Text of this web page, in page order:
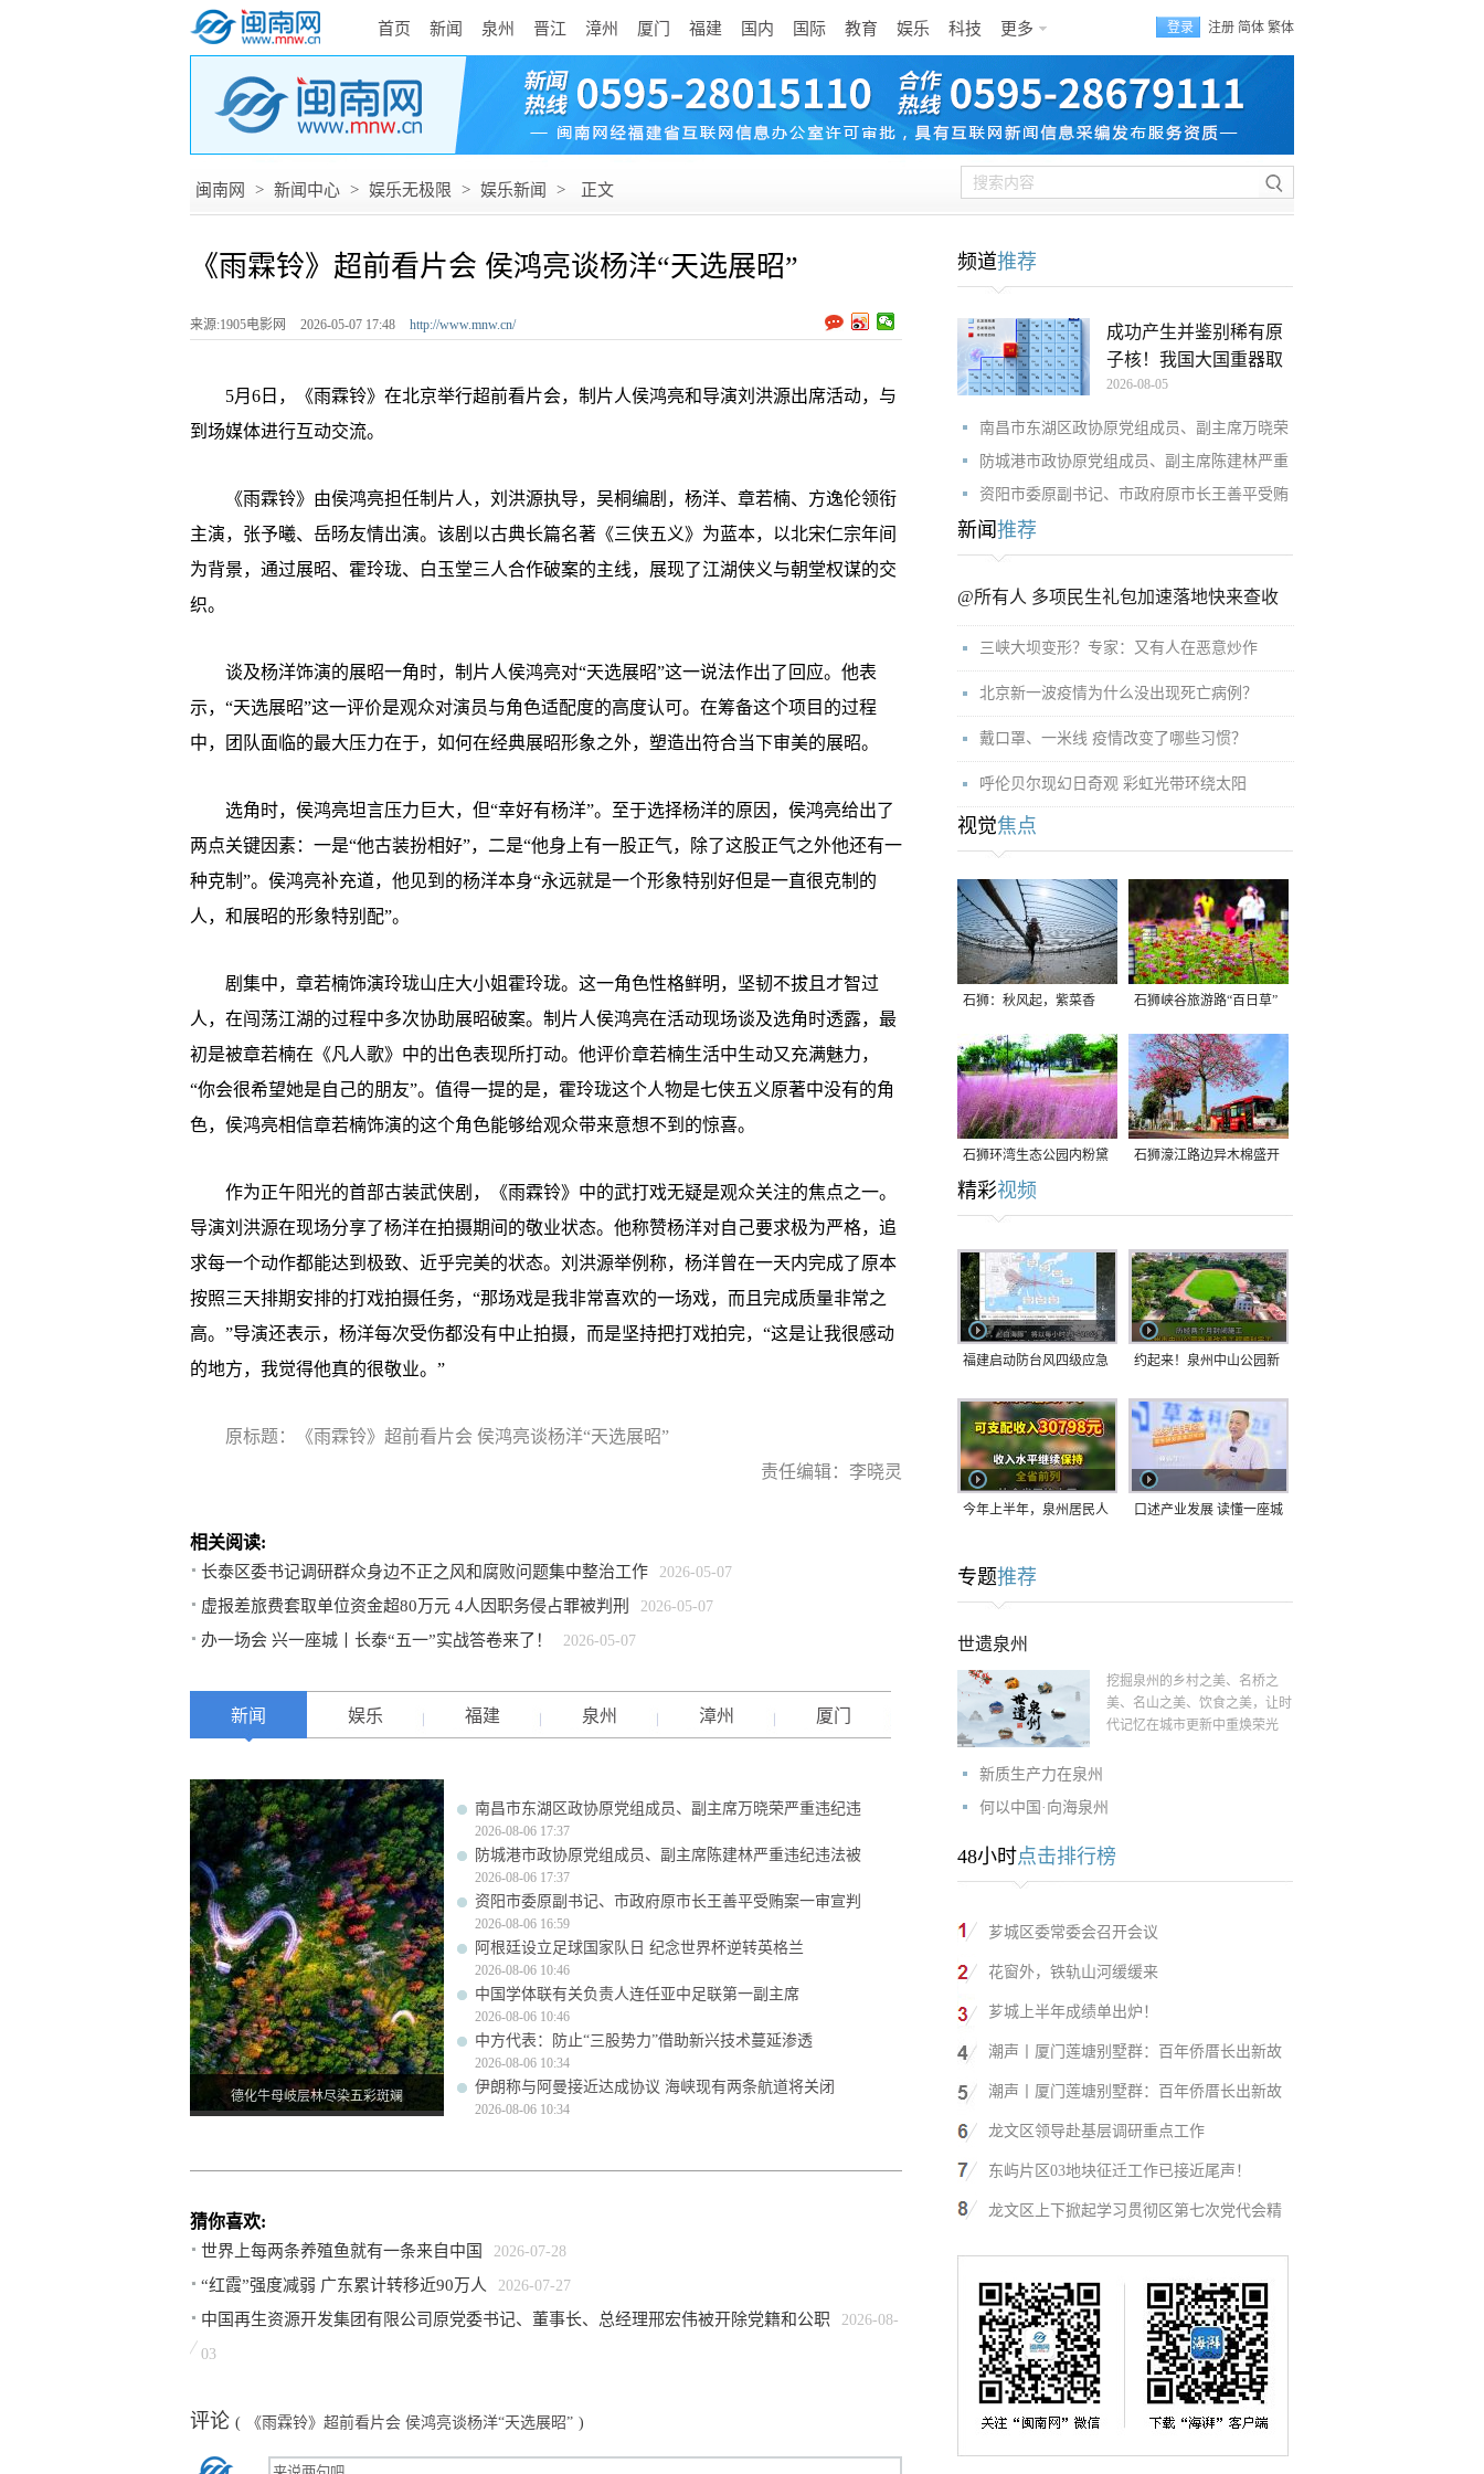
首页 新闻 泉州 晋江 漳州 厦门 福建 国内 国际 教育 娱乐 科技 更多 登录 注册 简体 繁体
闽南网 > 新闻中心 > 娱乐无极限 > 娱乐新闻 > 正文
《雨霖铃》超前看片会 侯鸿亮谈杨洋“天选展昭”
来源:1905电影网 2026-05-07 17:48 http://www.mnw.cn/
5月6日，《雨霖铃》在北京举行超前看片会，制片人侯鸿亮和导演刘洪源出席活动，与
到场媒体进行互动交流。
《雨霖铃》由侯鸿亮担任制片人，刘洪源执导，吴桐编剧，杨洋、章若楠、方逸伦领衔
主演，张予曦、岳旸友情出演。该剧以古典长篇名著《三侠五义》为蓝本，以北宋仁宗年间
为背景，通过展昭、霍玲珑、白玉堂三人合作破案的主线，展现了江湖侠义与朝堂权谋的交
织。
谈及杨洋饰演的展昭一角时，制片人侯鸿亮对“天选展昭”这一说法作出了回应。他表
示，“天选展昭”这一评价是观众对演员与角色适配度的高度认可。在筹备这个项目的过程
中，团队面临的最大压力在于，如何在经典展昭形象之外，塑造出符合当下审美的展昭。
选角时，侯鸿亮坦言压力巨大，但“幸好有杨洋”。至于选择杨洋的原因，侯鸿亮给出了
两点关键因素：一是“他古装扮相好”，二是“他身上有一股正气，除了这股正气之外他还有一
种克制”。侯鸿亮补充道，他见到的杨洋本身“永远就是一个形象特别好但是一直很克制的
人，和展昭的形象特别配”。
剧集中，章若楠饰演玲珑山庄大小姐霍玲珑。这一角色性格鲜明，坚韧不拔且才智过
人，在闯荡江湖的过程中多次协助展昭破案。制片人侯鸿亮在活动现场谈及选角时透露，最
初是被章若楠在《凡人歌》中的出色表现所打动。他评价章若楠生活中生动又充满魅力，
“你会很希望她是自己的朋友”。值得一提的是，霍玲珑这个人物是七侠五义原著中没有的角
色，侯鸿亮相信章若楠饰演的这个角色能够给观众带来意想不到的惊喜。
作为正午阳光的首部古装武侠剧，《雨霖铃》中的武打戏无疑是观众关注的焦点之一。
导演刘洪源在现场分享了杨洋在拍摄期间的敬业状态。他称赞杨洋对自己要求极为严格，追
求每一个动作都能达到极致、近乎完美的状态。刘洪源举例称，杨洋曾在一天内完成了原本
按照三天排期安排的打戏拍摄任务，“那场戏是我非常喜欢的一场戏，而且完成质量非常之
高。”导演还表示，杨洋每次受伤都没有中止拍摄，而是坚持把打戏拍完，“这是让我很感动
的地方，我觉得他真的很敬业。”
原标题：《雨霖铃》超前看片会 侯鸿亮谈杨洋“天选展昭”
责任编辑：李晓灵
相关阅读:
长泰区委书记调研群众身边不正之风和腐败问题集中整治工作 2026-05-07
虚报差旅费套取单位资金超80万元 4人因职务侵占罪被判刑 2026-05-07
办一场会 兴一座城丨长泰“五一”实战答卷来了！ 2026-05-07
新闻 娱乐 福建 泉州 漳州 厦门
德化牛母岐层林尽染五彩斑斓
南昌市东湖区政协原党组成员、副主席万晓荣严重违纪违
2026-08-06 17:37
防城港市政协原党组成员、副主席陈建林严重违纪违法被
2026-08-06 17:37
资阳市委原副书记、市政府原市长王善平受贿案一审宣判
2026-08-06 16:59
阿根廷设立足球国家队日 纪念世界杯逆转英格兰
2026-08-06 10:46
中国学体联有关负责人连任亚中足联第一副主席
2026-08-06 10:46
中方代表：防止“三股势力”借助新兴技术蔓延渗透
2026-08-06 10:34
伊朗称与阿曼接近达成协议 海峡现有两条航道将关闭
2026-08-06 10:34
猜你喜欢:
世界上每两条养殖鱼就有一条来自中国 2026-07-28
“红霞”强度减弱 广东累计转移近90万人 2026-07-27
中国再生资源开发集团有限公司原党委书记、董事长、总经理邢宏伟被开除党籍和公职 2026-08-
03
评论 ( 《雨霖铃》超前看片会 侯鸿亮谈杨洋“天选展昭” )
频道推荐
成功产生并鉴别稀有原
子核！我国大国重器取
2026-08-05
南昌市东湖区政协原党组成员、副主席万晓荣
防城港市政协原党组成员、副主席陈建林严重
资阳市委原副书记、市政府原市长王善平受贿
新闻 推荐
@所有人 多项民生礼包加速落地快来查收
三峡大坝变形？专家：又有人在恶意炒作
北京新一波疫情为什么没出现死亡病例？
戴口罩、一米线 疫情改变了哪些习惯？
呼伦贝尔现幻日奇观 彩虹光带环绕太阳
视觉焦点
石狮：秋风起，紫菜香 石狮峡谷旅游路“百日草”
争相斗艳
石狮环湾生态公园内粉黛
乱子草盛放
石狮濠江路边异木棉盛开
精彩视频
福建启动防台风四级应急
9日在长江口至福建北部
一带沿海登陆
约起来！泉州中山公园新
今年上半年，泉州居民人 口述产业发展 读懂一座城
专题推荐
世遗泉州
挖掘泉州的乡村之美、名桥之
美、名山之美、饮食之美，让时
代记忆在城市更新中重焕荣光
新质生产力在泉州
何以中国·向海泉州
48小时点击排行榜
芗城区委常委会召开会议
花窗外，铁轨山河缓缓来
芗城上半年成绩单出炉！
潮声丨厦门莲塘别墅群：百年侨厝长出新故
潮声丨厦门莲塘别墅群：百年侨厝长出新故
龙文区领导赴基层调研重点工作
东屿片区03地块征迁工作已接近尾声！
龙文区上下掀起学习贯彻区第七次党代会精